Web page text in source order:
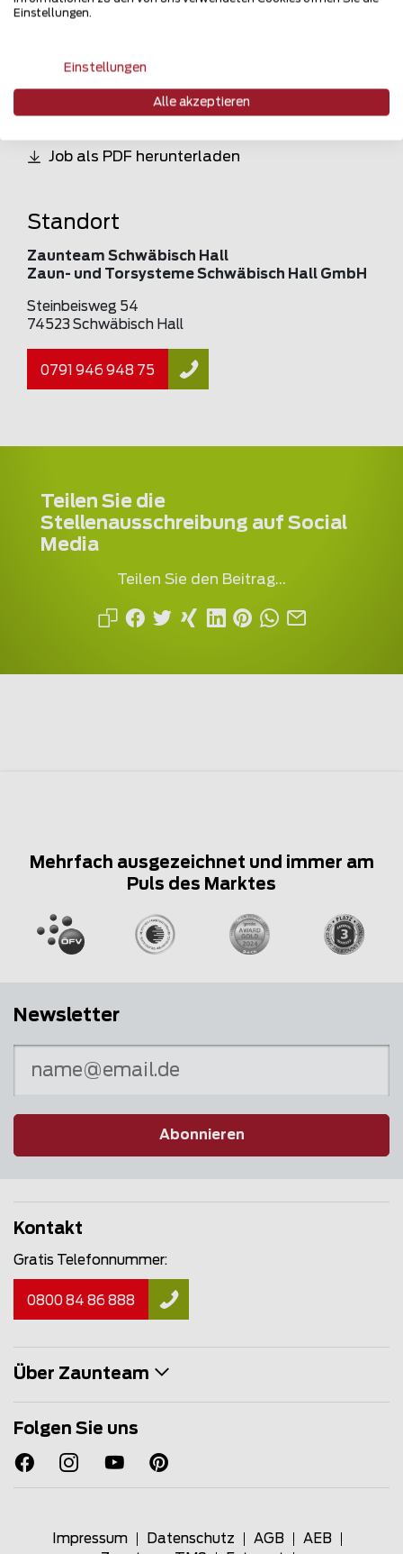
Jetzt bewerben
Job als PDF herunterladen
Standort
Zaunteam Schwäbisch Hall
Zaun- und Torsysteme Schwäbisch Hall GmbH
Steinbeisweg 54
74523 Schwäbisch Hall
0791 946 948 75
Teilen Sie die
Stellenausschreibung auf Social
Media
Teilen Sie den Beitrag...
Mehrfach ausgezeichnet und immer am
Puls des Marktes
Newsletter
Abonnieren
Kontakt
Gratis Telefonnummer:
0800 84 86 888
Über Zaunteam
Folgen Sie uns
Impressum Datenschutz AGB
AEB
Einstellungen.
Einstellungen
Alle akzeptieren